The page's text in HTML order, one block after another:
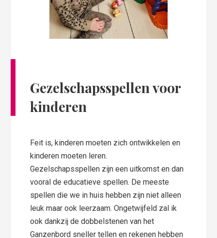
Gezelschapsspellen voor
kinderen
Feit is, kinderen moeten zich ontwikkelen en
kinderen moeten leren.
Gezelschapsspellen zijn een uitkomst en dan
vooral de educatieve spellen. De meeste
spellen die we in huis hebben zijn niet alleen
leuk maar ook leerzaam. Ongetwijfeld zal ik
ook dankzij de dobbelstenen van het
Ganzenbord sneller tellen en rekenen hebben